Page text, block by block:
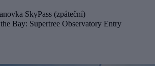
SkyPass (zpáteční)
Bay: Supertree Observatory Entry